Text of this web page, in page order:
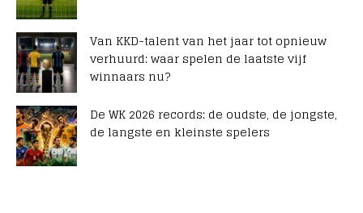
Van KKD-talent van het jaar tot opnieuw
verhuurd: waar spelen de laatste vijf
winnaars nu?
De WK 2026 records: de oudste, de jongste,
de langste en kleinste spelers